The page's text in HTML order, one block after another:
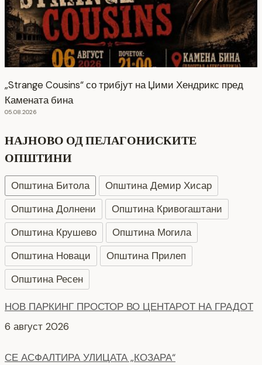
„Strange Cousins“ со трибјут на Џими Хендрикс пред
Камената бина
05.08.2026
НАЈНОВО ОД ПЕЛАГОНИСКИТЕ
ОПШТИНИ
Општина Битола
Општина Демир Хисар
Општина Долнени
Општина Кривогаштани
Општина Крушево
Општина Могила
Општина Новаци
Општина Прилеп
Општина Ресен
НОВ ПАРКИНГ ПРОСТОР ВО ЦЕНТАРОТ НА ГРАДОТ
6 август 2026
СЕ АСФАЛТИРА УЛИЦАТА „КОЗАРА“